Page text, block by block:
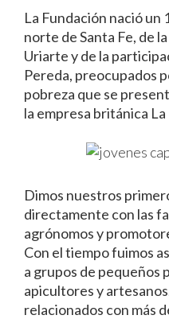
La Fundación nació un
norte de Santa Fe, de
Uriarte y de la
Pereda, preocupados
pobreza que se
la empresa británica
Dimos nuestros
directamente con las
agrónomos y
Con el tiempo fuimos
a grupos de pequeños
apicultores y
relacionados con más